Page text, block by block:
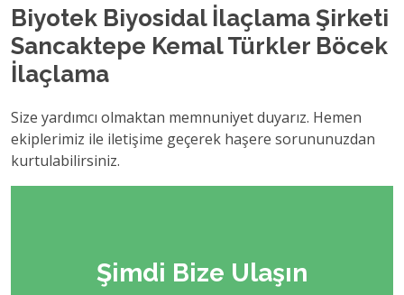
Biyotek Biyosidal İlaçlama Şirketi
Sancaktepe Kemal Türkler Böcek
İlaçlama
Size yardımcı olmaktan memnuniyet duyarız. Hemen
ekiplerimiz ile iletişime geçerek haşere sorununuzdan
kurtulabilirsiniz.
Şimdi Bize Ulaşın